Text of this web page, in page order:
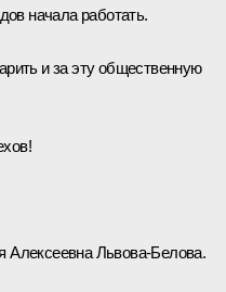
начала работать.
и за эту общественную
Алексеевна Львова-Белова.